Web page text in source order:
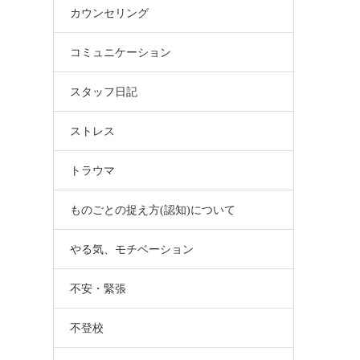
カウンセリング
コミュニケーション
スタッフ日記
ストレス
トラウマ
ものごとの捉え方(認知)について
やる気、モチベーション
不安・緊張
不登校